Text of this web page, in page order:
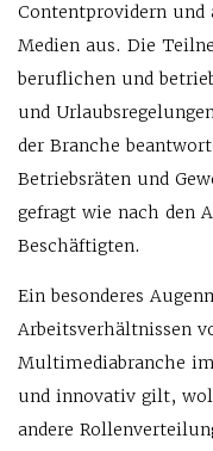
Contentprovidern und
Medien aus. Die
beruflichen und
und
der Branche
Betriebsräten und
gefragt wie nach den
Beschäftigten.
Ein besonderes
Arbeitsverhältnissen
Multimediabranche
und innovativ gilt,
andere